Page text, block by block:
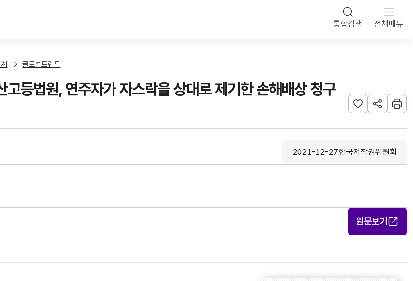
통합검색 전체메뉴
글로벌트렌드
고등법원, 연주자가 자스락을 상대로 제기한 손해배상 청구
관심사 등록하기
URL 공유하
인쇄
등록일
2021-12-27
수집기관
한국저작권위원회
원문보기